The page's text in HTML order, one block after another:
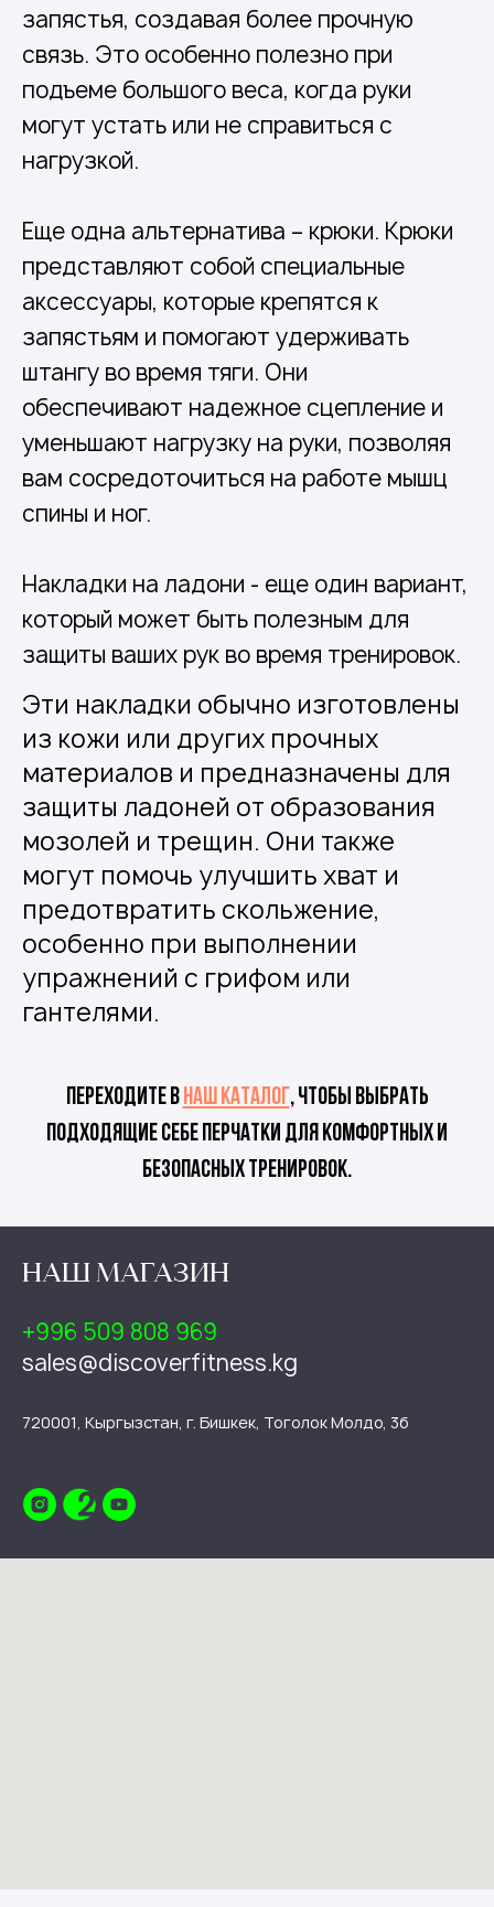
запястья, создавая более прочную
связь. Это особенно полезно при
подъеме большого веса, когда руки
могут устать или не справиться с
нагрузкой.
Еще одна альтернатива – крюки. Крюки
представляют собой специальные
аксессуары, которые крепятся к
запястьям и помогают удерживать
штангу во время тяги. Они
обеспечивают надежное сцепление и
уменьшают нагрузку на руки, позволяя
вам сосредоточиться на работе мышц
спины и ног.
Накладки на ладони - еще один вариант,
который может быть полезным для
защиты ваших рук во время тренировок.
Эти накладки обычно изготовлены
из кожи или других прочных
материалов и предназначены для
защиты ладоней от образования
мозолей и трещин. Они также
могут помочь улучшить хват и
предотвратить скольжение,
особенно при выполнении
упражнений с грифом или
гантелями.
Переходите внаш каталог, чтобы выбрать
подходящие себе перчатки для комфортных и
безопасных тренировок.
НАШ МАГАЗИН
+996 509 808 969
sales@discoverfitness.kg
720001, Кыргызстан, г. Бишкек, Тоголок Молдо, 3б